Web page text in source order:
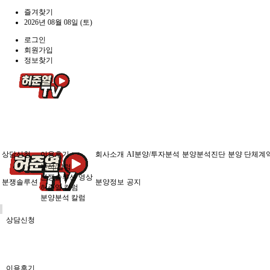
즐겨찾기
2026년 08월 08일 (토)
로그인
회원가입
정보찾기
상담신청
이용후기
상담신청 이용후기 회사소개 AI분양/투자분석 분양분석진단 분양 단체계
분쟁솔루션
분석/칼럼
분쟁솔루션 영상
허준열 칼럼
분양분석 칼럼
분양정보 공지